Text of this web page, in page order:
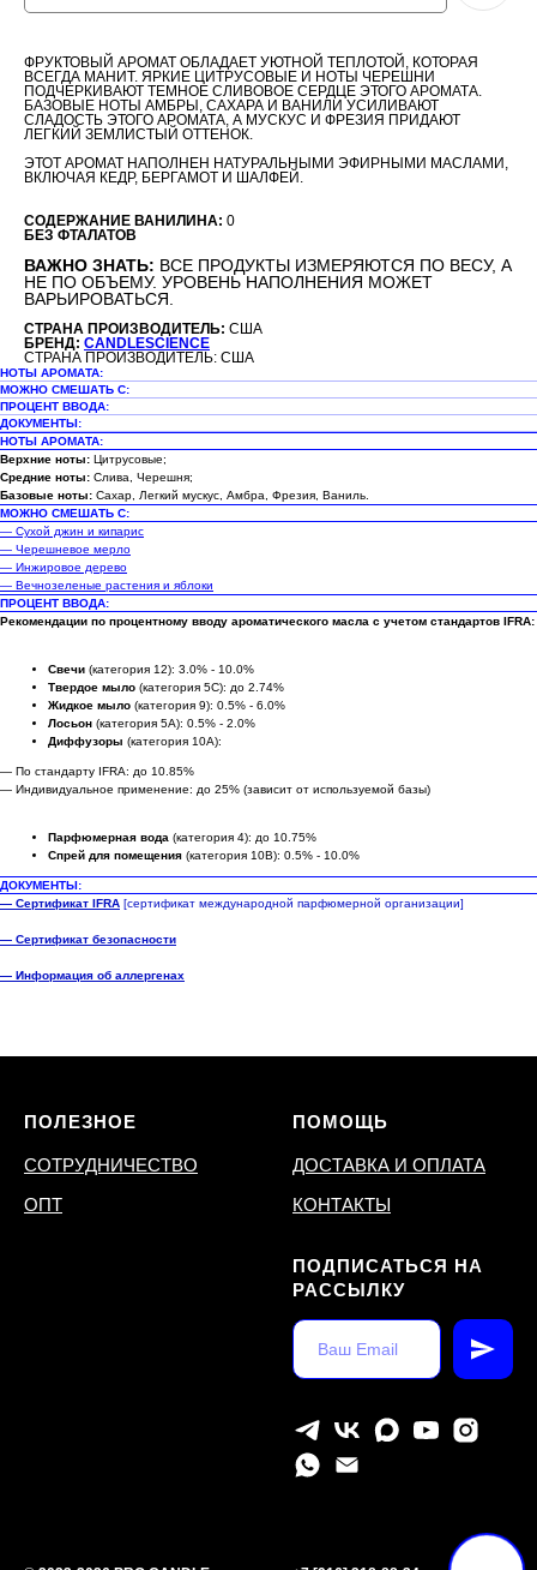
ФРУКТОВЫЙ АРОМАТ ОБЛАДАЕТ УЮТНОЙ ТЕПЛОТОЙ, КОТОРАЯ
ВСЕГДА МАНИТ. ЯРКИЕ ЦИТРУСОВЫЕ И НОТЫ ЧЕРЕШНИ
ПОДЧЕРКИВАЮТ ТЕМНОЕ СЛИВОВОЕ СЕРДЦЕ ЭТОГО АРОМАТА.
БАЗОВЫЕ НОТЫ АМБРЫ, САХАРА И ВАНИЛИ УСИЛИВАЮТ
СЛАДОСТЬ ЭТОГО АРОМАТА, А МУСКУС И ФРЕЗИЯ ПРИДАЮТ
ЛЕГКИЙ ЗЕМЛИСТЫЙ ОТТЕНОК.
ЭТОТ АРОМАТ НАПОЛНЕН НАТУРАЛЬНЫМИ ЭФИРНЫМИ МАСЛАМИ,
ВКЛЮЧАЯ КЕДР, БЕРГАМОТ И ШАЛФЕЙ.
СОДЕРЖАНИЕ ВАНИЛИНА: 0
БЕЗ ФТАЛАТОВ
ВАЖНО ЗНАТЬ: ВСЕ ПРОДУКТЫ ИЗМЕРЯЮТСЯ ПО ВЕСУ, А
НЕ ПО ОБЪЕМУ. УРОВЕНЬ НАПОЛНЕНИЯ МОЖЕТ
ВАРЬИРОВАТЬСЯ.
СТРАНА ПРОИЗВОДИТЕЛЬ: США
БРЕНД: CANDLESCIENCE
СТРАНА ПРОИЗВОДИТЕЛЬ: США
НОТЫ АРОМАТА:
МОЖНО СМЕШАТЬ С:
ПРОЦЕНТ ВВОДА:
ДОКУМЕНТЫ:
НОТЫ АРОМАТА:
Верхние ноты: Цитрусовые;
Средние ноты: Слива, Черешня;
Базовые ноты: Сахар, Легкий мускус, Амбра, Фрезия, Ваниль.
МОЖНО СМЕШАТЬ С:
— Сухой джин и кипарис
— Черешневое мерло
— Инжировое дерево
— Вечнозеленые растения и яблоки
ПРОЦЕНТ ВВОДА:
Рекомендации по процентному вводу ароматического масла с учетом стандартов IFRA:
Свечи (категория 12): 3.0% - 10.0%
Твердое мыло (категория 5C): до 2.74%
Жидкое мыло (категория 9): 0.5% - 6.0%
Лосьон (категория 5A): 0.5% - 2.0%
Диффузоры (категория 10A):
— По стандарту IFRA: до 10.85%
— Индивидуальное применение: до 25% (зависит от используемой базы)
Парфюмерная вода (категория 4): до 10.75%
Спрей для помещения (категория 10B): 0.5% - 10.0%
ДОКУМЕНТЫ:
— Сертификат IFRA [сертификат международной парфюмерной организации]
— Сертификат безопасности
— Информация об аллергенах
ПОЛЕЗНОЕ
СОТРУДНИЧЕСТВО
ОПТ
ПОМОЩЬ
ДОСТАВКА И ОПЛАТА
КОНТАКТЫ
ПОДПИСАТЬСЯ НА
РАССЫЛКУ